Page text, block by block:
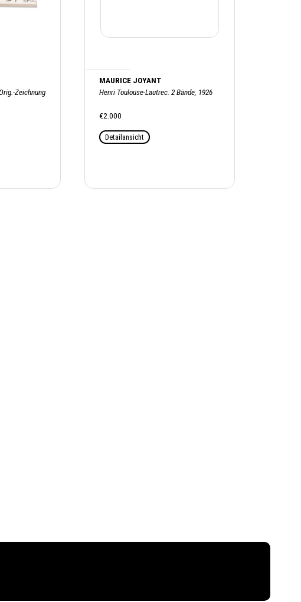
Zeichnung
MAURICE JOYANT
Henri Toulouse-Lautrec. 2 Bände, 1926
€2.000
Detailansicht